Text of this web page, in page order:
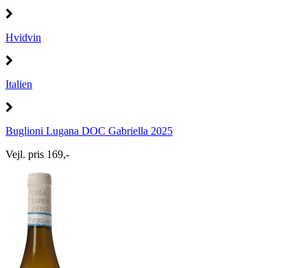
Hvidvin
Italien
Buglioni Lugana DOC Gabriella 2025
Vejl. pris 169,-